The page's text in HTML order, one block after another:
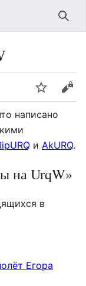
Следить
написано
и AkURQ.
на UrqW»
в
Егора